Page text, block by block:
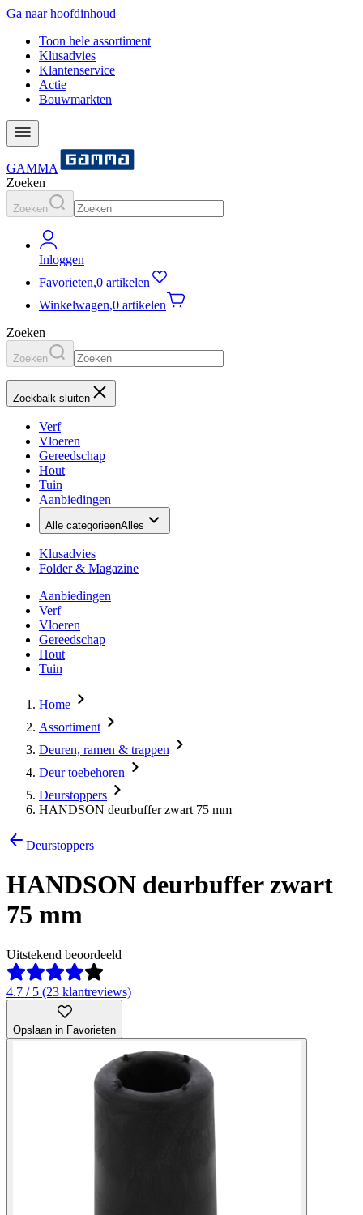
Ga naar hoofdinhoud
Toon hele assortiment
Klusadvies
Klantenservice
Actie
Bouwmarkten
GAMMA
Zoeken
Zoeken
Inloggen
Favorieten,0 artikelen
Winkelwagen,0 artikelen
Zoeken
Zoeken
Zoekbalk sluiten
Verf
Vloeren
Gereedschap
Hout
Tuin
Aanbiedingen
Alle categorieënAlles
Klusadvies
Folder & Magazine
Aanbiedingen
Verf
Vloeren
Gereedschap
Hout
Tuin
Home
Assortiment
Deuren, ramen & trappen
Deur toebehoren
Deurstoppers
HANDSON deurbuffer zwart 75 mm
Deurstoppers
HANDSON deurbuffer zwart
75 mm
Uitstekend beoordeeld
4.7 / 5 (23 klantreviews)
Opslaan in Favorieten